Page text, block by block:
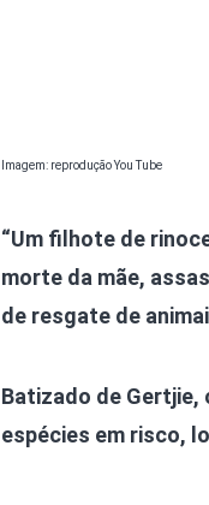
Imagem: reprodução You Tube
“Um filhote de
morte da mãe,
de resgate de
Batizado de Gertjie,
espécies em risco,